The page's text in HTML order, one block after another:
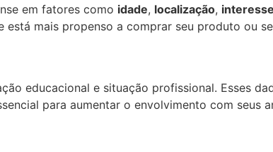
em fatores como idade, localização,
mais propenso a comprar seu produto ou
educacional e situação profissional. Esses
para aumentar o envolvimento com seus